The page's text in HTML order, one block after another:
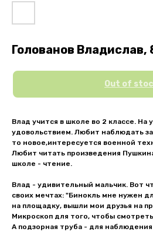
Голованов Владислав,
Out of
Влад учится в школе во 2 классе. На
удовольствием. Любит наблюдать
то новое,интересуется военной
Любит читать произведения
школе - чтение.
Влад - удивительный мальчик. Вот
своих мечтах: "Бинокль мне нужен
на площадку, вышли мои друзья на
Микроскоп для того, чтобы
А подзорная труба - для